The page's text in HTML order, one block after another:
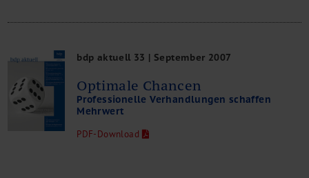
bdp aktuell 33 | September 2007
Optimale Chancen
Professionelle Verhandlungen schaffen
Mehrwert
PDF-Download